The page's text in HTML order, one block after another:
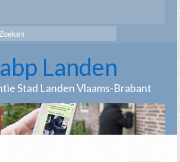
Landen
Stad Landen Vlaams-Brabant